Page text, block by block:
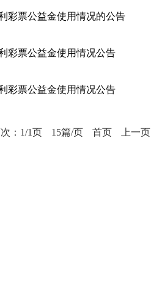
彩票公益金使用情况的公告
彩票公益金使用情况公告
彩票公益金使用情况公告
：1/1页 15篇/页 首页 上一页